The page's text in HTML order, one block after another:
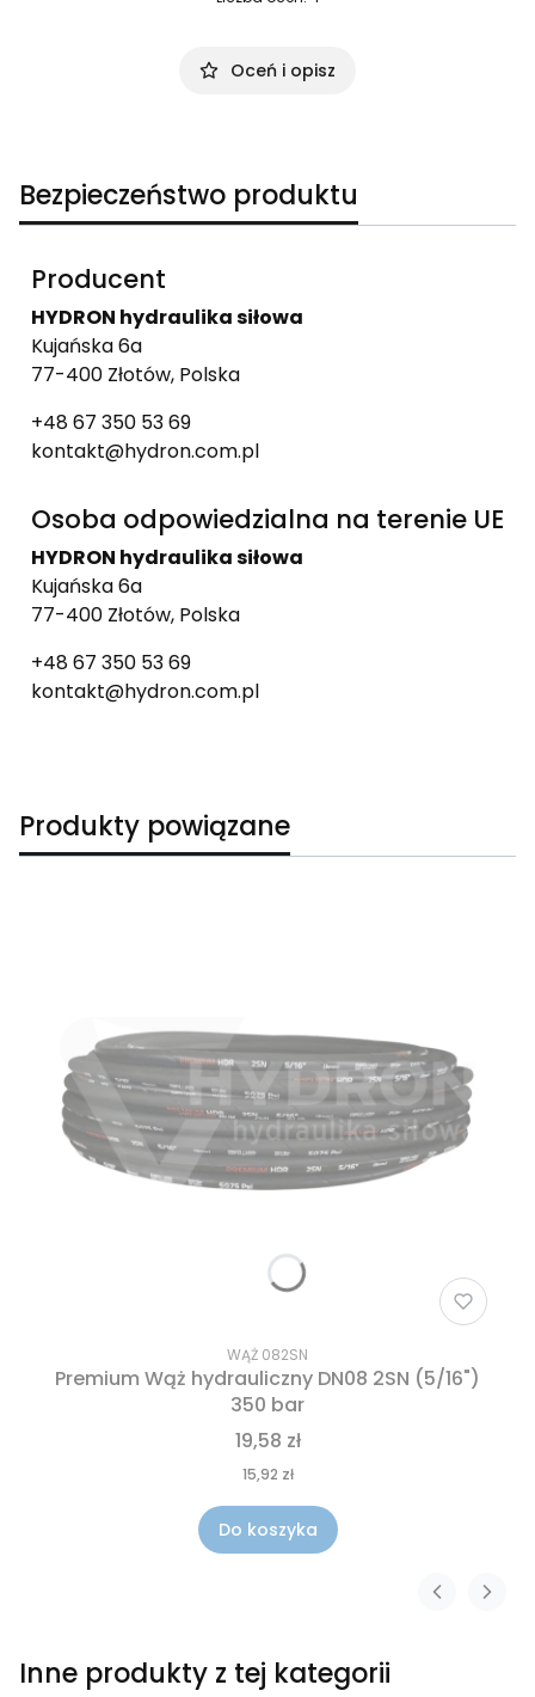
Oceń i opisz
Bezpieczeństwo produktu
Producent
HYDRON hydraulika siłowa
Kujańska 6a
77-400 Złotów, Polska
+48 67 350 53 69
kontakt@hydron.com.pl
Osoba odpowiedzialna na terenie UE
HYDRON hydraulika siłowa
Kujańska 6a
77-400 Złotów, Polska
+48 67 350 53 69
kontakt@hydron.com.pl
Produkty powiązane
WĄŻ 082SN
Premium Wąż hydrauliczny DN08 2SN (5/16")
350 bar
19,58 zł
15,92 zł
Do koszyka
Inne produkty z tej kategorii